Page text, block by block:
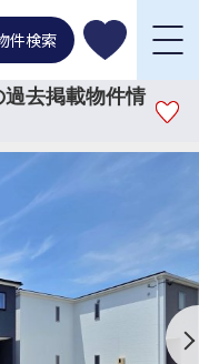
件検索
去掲載物件情